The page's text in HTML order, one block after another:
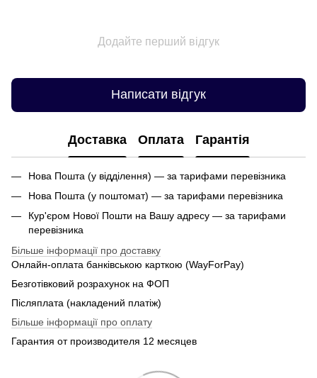
Додайте перший відгук
Написати відгук
Доставка Оплата Гарантія
Нова Пошта (у відділення) — за тарифами перевізника
Нова Пошта (у поштомат) — за тарифами перевізника
Кур'єром Нової Пошти на Вашу адресу — за тарифами
перевізника
Більше інформації про доставку
Онлайн-оплата банківською карткою (WayForPay)
Безготівковий розрахунок на ФОП
Післяплата (накладений платіж)
Більше інформації про оплату
Гарантия от производителя 12 месяцев